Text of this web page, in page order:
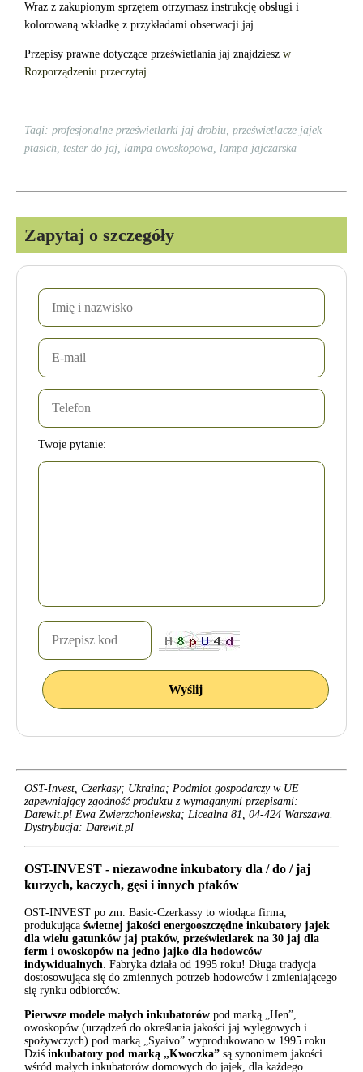
Wraz z zakupionym sprzętem otrzymasz instrukcję obsługi i
kolorowaną wkładkę z przykładami obserwacji jaj.
Przepisy prawne dotyczące prześwietlania jaj znajdziesz w
Rozporządzeniu przeczytaj
Tagi: profesjonalne prześwietlarki jaj drobiu, prześwietlacze jajek
ptasich, tester do jaj, lampa owoskopowa, lampa jajczarska
Zapytaj o szczegóły
Twoje pytanie:
OST-Invest, Czerkasy; Ukraina; Podmiot gospodarczy w UE
zapewniający zgodność produktu z wymaganymi przepisami:
Darewit.pl Ewa Zwierzchoniewska; Licealna 81, 04-424 Warszawa.
Dystrybucja: Darewit.pl
OST-INVEST - niezawodne inkubatory dla / do / jaj
kurzych, kaczych, gęsi i innych ptaków
OST-INVEST po zm. Basic-Czerkassy to wiodąca firma,
produkująca świetnej jakości energooszczędne inkubatory jajek
dla wielu gatunków jaj ptaków, prześwietlarek na 30 jaj dla
ferm i owoskopów na jedno jajko dla hodowców
indywidualnych. Fabryka działa od 1995 roku! Długa tradycja
dostosowująca się do zmiennych potrzeb hodowców i zmieniającego
się rynku odbiorców.
Pierwsze modele małych inkubatorów pod marką „Hen”,
owoskopów (urządzeń do określania jakości jaj wylęgowych i
spożywczych) pod marką „Syaivo” wyprodukowano w 1995 roku.
Dziś inkubatory pod marką „Kwoczka” są synonimem jakości
wśród małych inkubatorów domowych do jajek, dla każdego